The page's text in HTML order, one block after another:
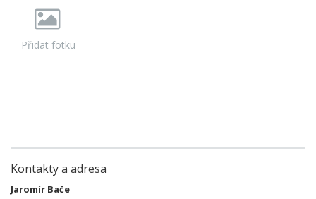
Přidat fotku
Kontakty a adresa
Jaromír Bače